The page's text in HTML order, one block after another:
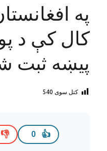
په
کال کې د
پیښه ثبت
کتل سوی 540
👍
0
👎